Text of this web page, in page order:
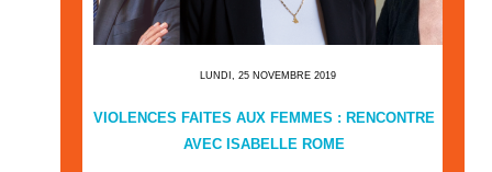
LUNDI, 25 NOVEMBRE 2019
VIOLENCES FAITES AUX FEMMES : RENCONTRE
AVEC ISABELLE ROME